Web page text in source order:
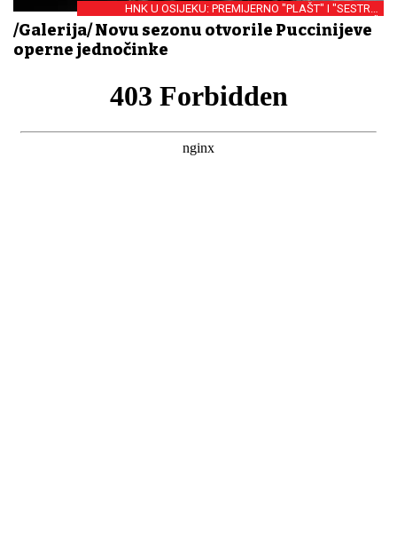
HNK U OSIJEKU: PREMIJERNO "PLAŠT" I "SESTRA
ANGELICA"
/Galerija/ Novu sezonu otvorile Puccinijeve
operne jednočinke